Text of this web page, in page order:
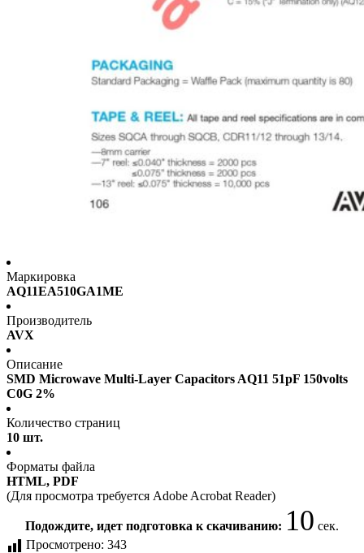
Маркировка
AQ11EA510GA1ME
Производитель
AVX
Описание
SMD Microwave Multi-Layer Capacitors AQ11 51pF 150volts
C0G 2%
Количество страниц
10 шт.
Форматы файла
HTML, PDF
(Для просмотра требуется Adobe Acrobat Reader)
Подождите, идет подготовка к скачиванию: 10 сек.
Просмотрено: 343